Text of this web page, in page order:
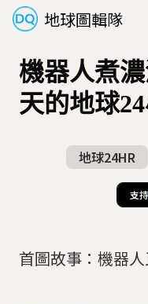
地球圖輯隊
機器人煮
天的地球
地球24HR
支持
首圖故事：機器